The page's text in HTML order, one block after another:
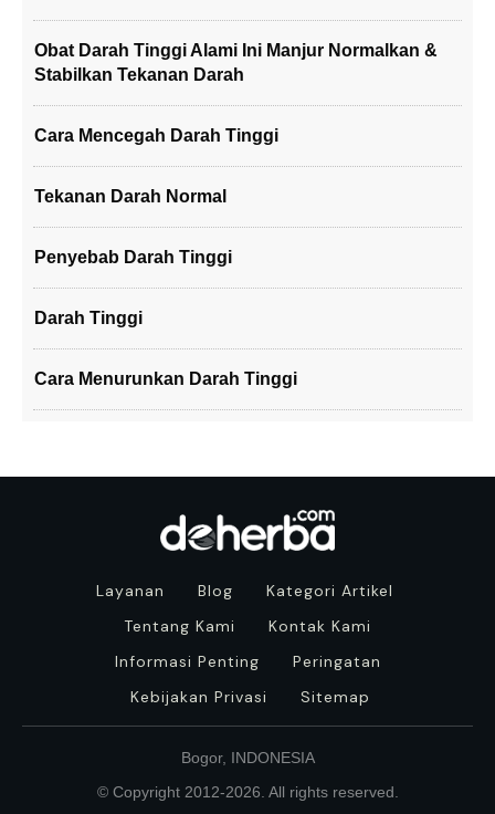
Obat Darah Tinggi Alami Ini Manjur Normalkan &
Stabilkan Tekanan Darah
Cara Mencegah Darah Tinggi
Tekanan Darah Normal
Penyebab Darah Tinggi
Darah Tinggi
Cara Menurunkan Darah Tinggi
Layanan Blog
Kategori Artikel
Tentang Kami
Kontak Kami
Informasi Penting
Peringatan
Kebijakan Privasi
Sitemap
Bogor, INDONESIA
© Copyright 2012-2026. All rights reserved.